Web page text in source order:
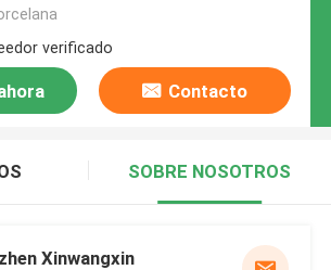
verificado
Contacto
SOBRE NOSOTROS
Xinwangxin